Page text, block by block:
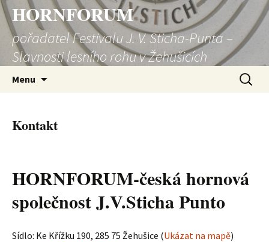
HORNFORUM
pořadatel Festivalu J. V. Sticha-Punta –
Slavnosti lesního rohu v Žehušicích
Menu
Kontakt
HORNFORUM-česká hornová
společnost J.V.Sticha Punto
Sídlo: Ke Křížku 190, 285 75 Žehušice (Ukázat na mapě)